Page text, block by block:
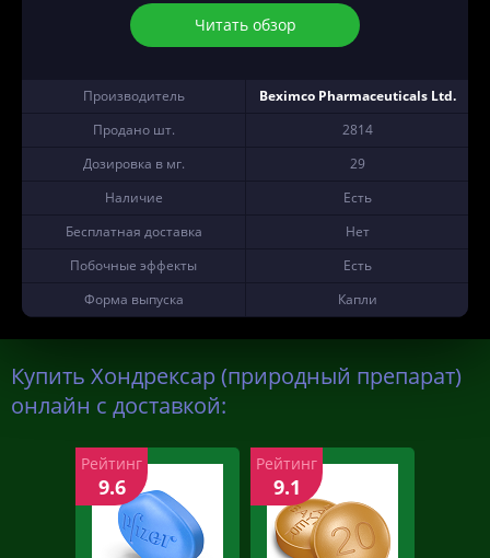
Читать обзор
Производитель
Beximco Pharmaceuticals Ltd.
Продано шт.
2814
Дозировка в мг.
29
Наличие
Есть
Бесплатная доставка
Нет
Побочные эффекты
Есть
Форма выпуска
Капли
Купить Хондрексар (природный препарат)
онлайн с доставкой:
Рейтинг
9.6
Рейтинг
9.1